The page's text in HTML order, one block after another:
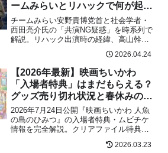
ームみらいとリハックで何が起き
たのか
チームみらい安野貴博党首と社会学者・
西田亮介氏の「共演NG疑惑」を時系列で
解説。リハック出演時の経緯、高山幹事
見解まで。SNSで話題の真相をわかりや
すくまとめました。
2026.04.24
【2026年最新】映画ちいかわ
「入場者特典」はまだもらえる？
グッズ売り切れ状況と春休みの混
雑回避マニュアル
2026年7月24日公開『映画ちいかわ 人魚
の島のひみつ』の入場者特典・ムビチケ
情報を完全解説。クリアファイル特典の
入手方法・豪華グッズ付きセット・春休
2026.03.23